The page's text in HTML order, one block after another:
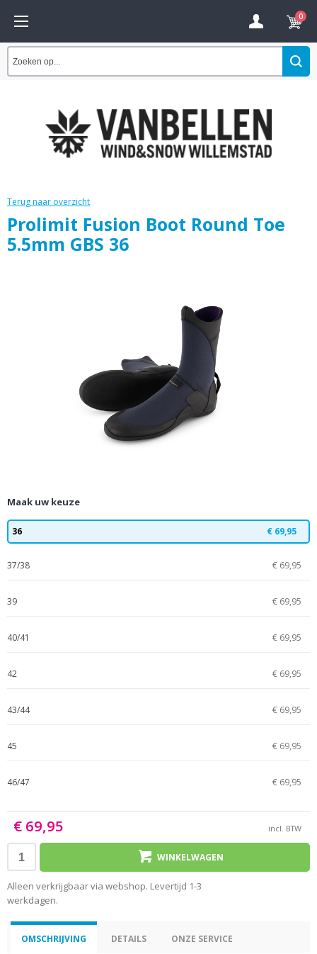
0
Terug naar overzicht
Prolimit Fusion Boot Round Toe
5.5mm GBS 36
Maak uw keuze
36 € 69,95
37/38 € 69,95
39 € 69,95
40/41 € 69,95
42 € 69,95
43/44 € 69,95
45 € 69,95
46/47 € 69,95
€ 69,95 incl. BTW
WINKELWAGEN
Alleen verkrijgbaar via webshop. Levertijd 1-3
werkdagen.
OMSCHRIJVING DETAILS ONZE SERVICE